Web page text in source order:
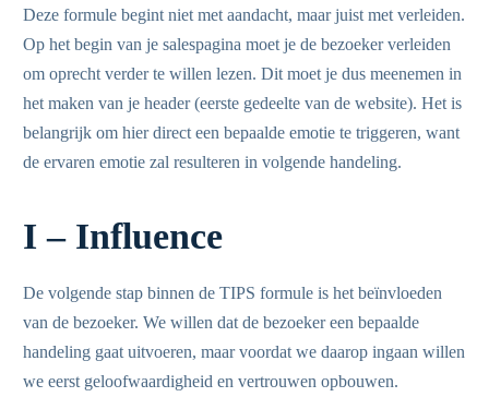
Deze formule begint niet met aandacht, maar juist met verleiden.
Op het begin van je salespagina moet je de bezoeker verleiden
om oprecht verder te willen lezen. Dit moet je dus meenemen in
het maken van je header (eerste gedeelte van de website). Het is
belangrijk om hier direct een bepaalde emotie te triggeren, want
de ervaren emotie zal resulteren in volgende handeling.
I – Influence
De volgende stap binnen de TIPS formule is het beïnvloeden
van de bezoeker. We willen dat de bezoeker een bepaalde
handeling gaat uitvoeren, maar voordat we daarop ingaan willen
we eerst geloofwaardigheid en vertrouwen opbouwen.